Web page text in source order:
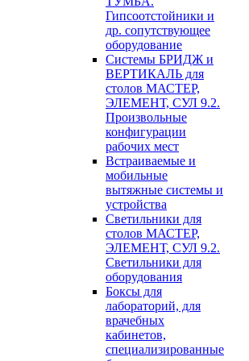
Гипсоотстойники и
др. сопутствующее
оборудование
Системы БРИДЖ и
ВЕРТИКАЛЬ для
столов МАСТЕР,
ЭЛЕМЕНТ, СУЛ 9.2.
Произвольные
конфигурации
рабочих мест
Встраиваемые и
мобильные
вытяжные системы и
устройства
Светильники для
столов МАСТЕР,
ЭЛЕМЕНТ, СУЛ 9.2.
Светильники для
оборудования
Боксы для
лабораторий, для
врачебных
кабинетов,
специализированные